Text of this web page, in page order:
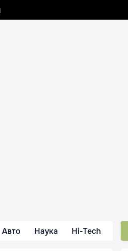
Авто Наука Hi-Tech